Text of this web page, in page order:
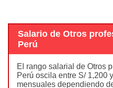
Salario de Otros
Perú
El rango salarial de Otros
Perú oscila entre S/ 1,200
mensuales dependiendo